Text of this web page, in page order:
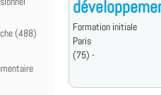
(488)
Formation initiale
Paris
(75) -